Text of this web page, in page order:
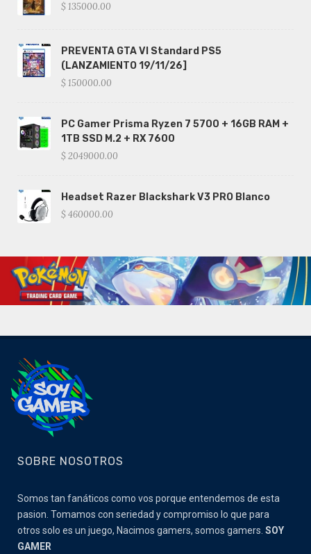
$ 135000.00
PREVENTA GTA VI Standard PS5
(LANZAMIENTO 19/11/26]
$ 150000.00
PC Gamer Prisma Ryzen 7 5700 + 16GB RAM +
1TB SSD M.2 + RX 7600
$ 2049000.00
Headset Razer Blackshark V3 PRO Blanco
$ 460000.00
SOBRE NOSOTROS
Somos tan fanáticos como vos porque entendemos de esta
pasion. Tomamos con seriedad y compromiso lo que para
otros solo es un juego, Nacimos gamers, somos gamers. SOY
GAMER